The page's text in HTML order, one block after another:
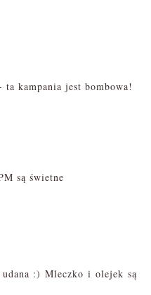
ta kampania jest bombowa!
są świetne
udana :) Mleczko i olejek są